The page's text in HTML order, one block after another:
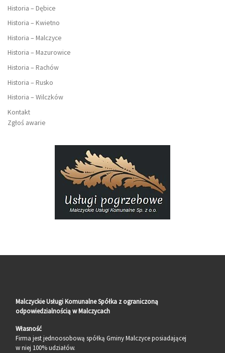
Historia – Dębice
Historia – Kwietno
Historia – Malczyce
Historia – Mazurowice
Historia – Rachów
Historia – Rusko
Historia – Wilczków
Kontakt
Zgłoś awarie
Malczyckie Usługi Komunalne Spółka z ograniczoną
odpowiedzialnością w Malczycach
Własność
Firma jest jednoosobową spółką Gminy Malczyce posiadającej
w niej 100% udziałów.